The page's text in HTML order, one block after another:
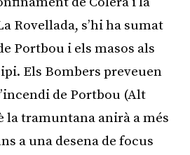
Rovellada, s’hi ha sumat
Portbou i els masos als
Els Bombers preveuen
de Portbou (Alt
la tramuntana anirà a més
a una desena de focus